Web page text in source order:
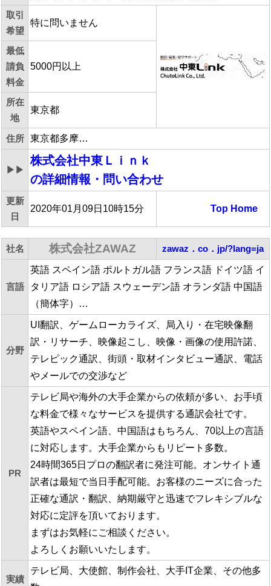
取引
希望
特に問いません
最低
請負
料金
5000円以上
所在
地
東京都
住所 東京都多摩…
▶▶
株式会社中東Ｌｉｎｋ
の詳細情報・問い合わせ
更新
日
2020年01月09日10時15分 Top Home
社名 株式会社ZAWAZ zawaz．co．jp/?lang=ja
言語
英語 スペイン語 ポルトガル語 フランス語 ドイツ語 イ
タリア語 ロシア語 スウェーデン語 オランダ語 中国語
（簡体字）…
分野
UI翻訳、ゲームローカライズ、局入り・在宅映像翻
訳・リサーチ、映像起こし、映像・画像の使用許諾、
テレピック通訳、街頭・取材インタビュー通訳、電話
やメールでの交渉など
PR
テレビ局や海外の大手企業からの依頼が多い、お手頃
な料金で様々なサービスを提供する通訳会社です。
英語やスペイン語、中国語はもちろん、70以上の言語
に対応します。大手企業からもリピート多数。
24時間365日プロの翻訳者に発注可能。オンサイト通
訳者は最短で当日手配可能。お客様のニーズに合った
正確な通訳・翻訳、納期厳守と迅速でフレキシブルな
対応に定評を頂いております。
まずはお気軽にご相談ください。
よろしくお願いいたします。
実績
テレビ局、大使館、制作会社、大手IT企業、その他多